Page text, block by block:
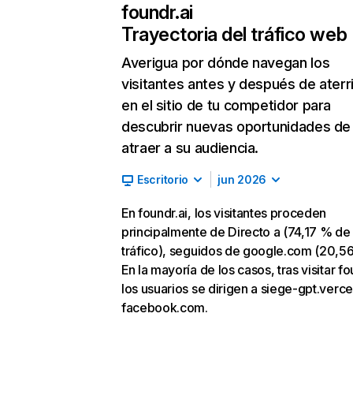
foundr.ai
Trayectoria del tráfico web
Averigua por dónde navegan los
visitantes antes y después de
en el sitio de tu competidor para
descubrir nuevas oportunidades de
atraer a su audiencia.
Escritorio jun 2026
En foundr.ai, los visitantes proceden
principalmente de Directo a (74,17 % de
tráfico), seguidos de google.com
En la mayoría de los casos, tras visitar
los usuarios se dirigen a siege-
facebook.com.